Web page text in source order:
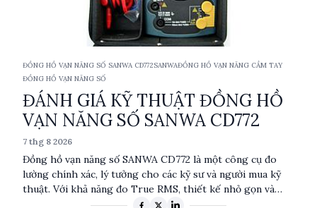
ĐỒNG HỒ VẠN NĂNG SỐ SANWA CD772SANWAĐỒNG HỒ VẠN NĂNG CẦM TAY
ĐỒNG HỒ VẠN NĂNG SỐ
ĐÁNH GIÁ KỸ THUẬT ĐỒNG HỒ
VẠN NĂNG SỐ SANWA CD772
7 thg 8 2026
Đồng hồ vạn năng số SANWA CD772 là một công cụ đo
lường chính xác, lý tưởng cho các kỹ sư và người mua kỹ
thuật. Với khả năng đo True RMS, thiết kế nhỏ gọn và
màn hình LCD lớn, sản phẩm này đáp ứng nhu cầu đo điện